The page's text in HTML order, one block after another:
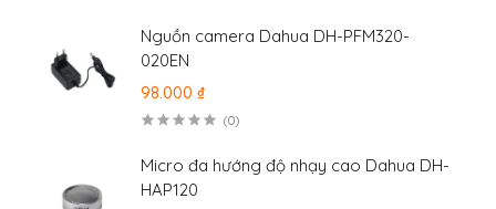
Nguồn camera Dahua DH-PFM320-
020EN
98.000 ₫
(0)
Micro đa hướng độ nhạy cao Dahua DH-
HAP120